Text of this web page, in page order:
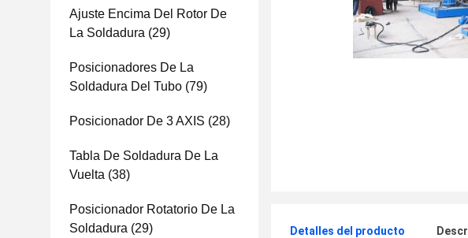
Ajuste Encima Del Rotor De
La Soldadura (29)
Posicionadores De La
Soldadura Del Tubo (79)
Posicionador De 3 AXIS (28)
Tabla De Soldadura De La
Vuelta (38)
Posicionador Rotatorio De La
Soldadura (29) Detalles del producto